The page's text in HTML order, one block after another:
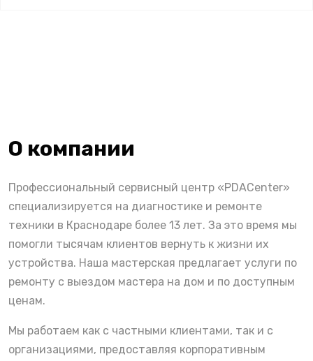
О компании
Профессиональный сервисный центр «PDACenter»
специализируется на диагностике и ремонте
техники в Краснодаре более 13 лет. За это время мы
помогли тысячам клиентов вернуть к жизни их
устройства. Наша мастерская предлагает услуги по
ремонту с выездом мастера на дом и по доступным
ценам.
Мы работаем как с частными клиентами, так и с
организациями, предоставляя корпоративным